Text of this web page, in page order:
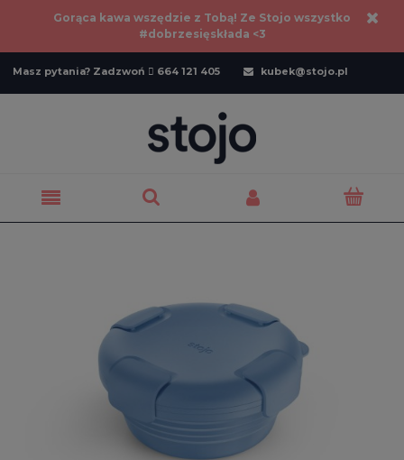
Gorąca kawa wszędzie z Tobą! Ze Stojo wszystko
#dobrzesięskłada <3
Masz pytania? Zadzwoń  664 121 405  kubek@stojo.pl